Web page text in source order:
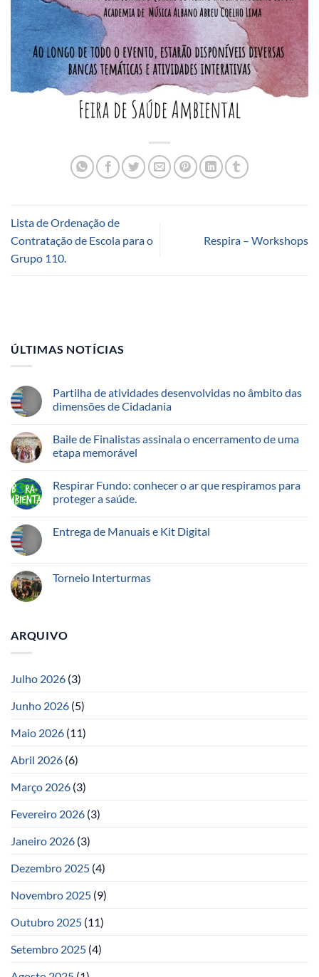
Lista de Ordenação de
Contratação de Escola para o
Grupo 110.
Respira – Workshops
ÚLTIMAS NOTÍCIAS
Partilha de atividades desenvolvidas no âmbito das
dimensões de Cidadania
Baile de Finalistas assinala o encerramento de uma
etapa memorável
Respirar Fundo: conhecer o ar que respiramos para
proteger a saúde.
Entrega de Manuais e Kit Digital
Torneio Interturmas
ARQUIVO
Julho 2026 (3)
Junho 2026 (5)
Maio 2026 (11)
Abril 2026 (6)
Março 2026 (3)
Fevereiro 2026 (3)
Janeiro 2026 (3)
Dezembro 2025 (4)
Novembro 2025 (9)
Outubro 2025 (11)
Setembro 2025 (4)